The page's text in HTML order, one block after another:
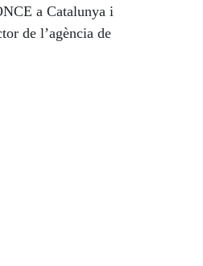
a Catalunya i
de l’agència de